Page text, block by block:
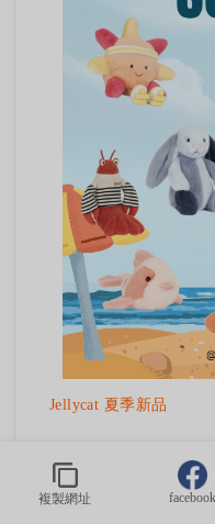
複製網址 facebook
Jellycat 夏季新品
NT$200
規格：
藍色拼色兔兔｜